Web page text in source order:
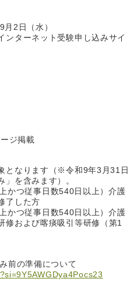
2日（水）
ターネット受験申し込みサイ
ジ掲載
となります（※令和9年3月31日
」を含みます）。
つ従事日数540日以上）介護
了した方
つ従事日数540日以上）介護
修および喀痰吸引等研修（第1
前の準備について